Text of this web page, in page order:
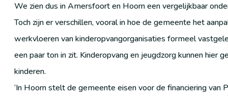
We zien dus in Amersfoort en Hoorn een vergelijkbaar
Toch zijn er verschillen, vooral in hoe de gemeente het
werkvloeren van kinderopvangorganisaties formeel
een paar ton in zit. Kinderopvang en jeugdzorg kunnen hier
kinderen.
‘In Hoorn stelt de gemeente eisen voor de financiering van